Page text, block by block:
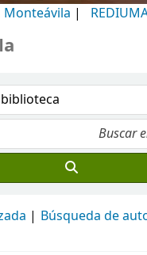
|
Búsqueda de